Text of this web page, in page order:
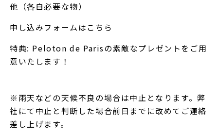
他（各自必要な物）
申し込みフォームはこちら
特典: Peloton de Parisの素敵なプレゼントをご用
意いたします！
※雨天などの天候不良の場合は中止となります。弊
社にて中止と判断した場合前日までに改めてご連絡
差し上げます。